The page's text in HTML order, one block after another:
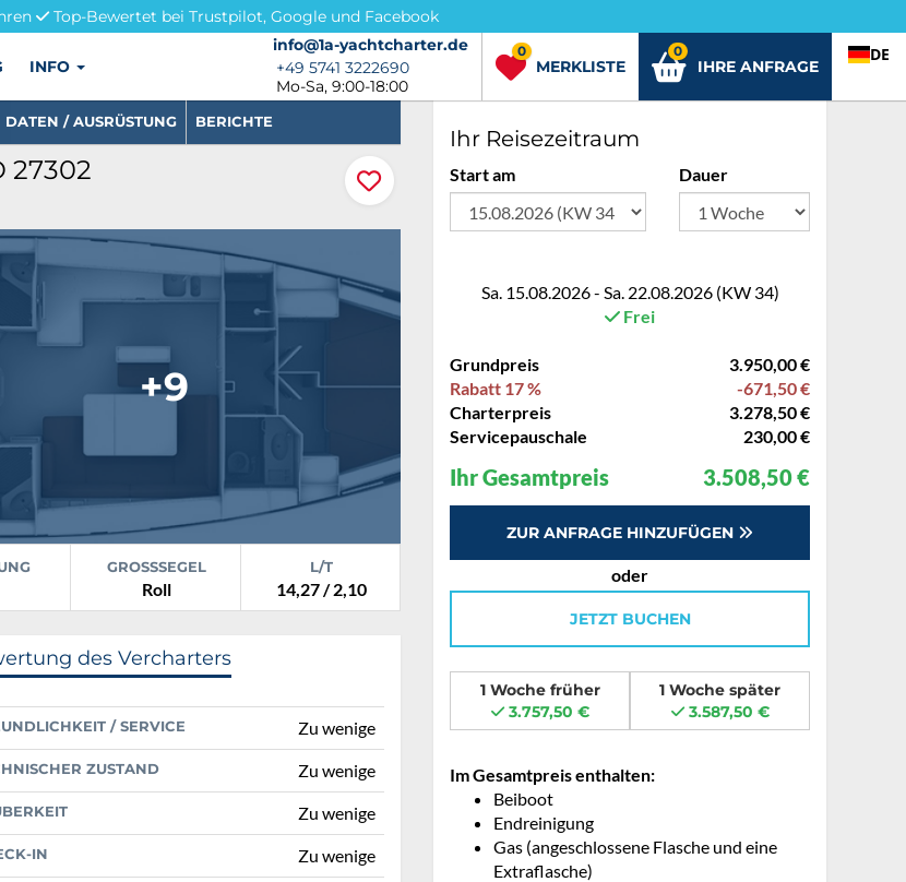
Top-Bewertet bei Trustpilot, Google und Facebook
info@1a-yachtcharter.de
info@1a-yachtcharter.de
+49 5741 3222690
+49 5741 3222690
Mo-Sa, 9:00-18:00
MERKLISTE
0
IHRE ANFRAGE
0 DE
INFO
DATEN / AUSRÜSTUNG BERICHTE
27302
+9
GROSSSEGEL
Roll
L/T
14,27 / 2,10
des Vercharters
/ SERVICE Zu wenige
ZUSTAND Zu wenige
Zu wenige
IN Zu wenige
Ihr Reisezeitraum
Start am Dauer
Sa. 15.08.2026 - Sa. 22.08.2026 (KW 34)
Frei
Grundpreis
3.950,00 €
Rabatt 17 %
-671,50 €
Charterpreis
3.278,50 €
Servicepauschale
230,00 €
Ihr Gesamtpreis 3.508,50 €
ZUR ANFRAGE HINZUFÜGEN
oder
JETZT BUCHEN
1 Woche früher
3.757,50 €
1 Woche später
3.587,50 €
Im Gesamtpreis enthalten:
Beiboot
Endreinigung
Gas (angeschlossene Flasche und eine
Extraflasche)